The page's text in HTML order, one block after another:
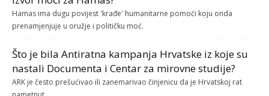
Hamas ima dugu povijest 'krađe' humanitarne pomoći koju onda
prenamjenjuje u oružje i političku moć.
Što je bila Antiratna kampanja Hrvatske iz koje su
nastali Documenta i Centar za mirovne studije?
ARK je često prešućivao ili zanemarivao činjenicu da je Hrvatskoj rat